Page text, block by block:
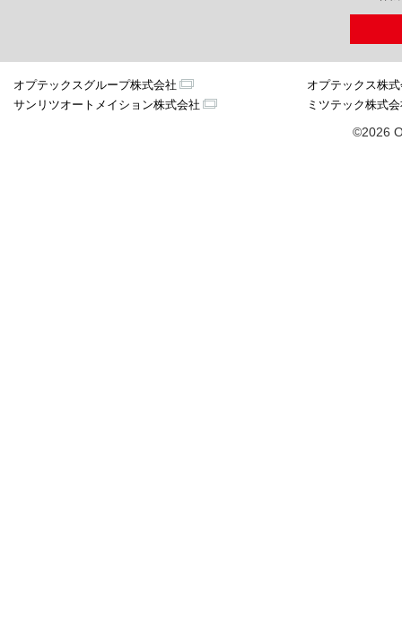
オプテックスグループ株式会社
オプテックス株
サンリツオートメイション株式会社
ミツテック株式
©2026